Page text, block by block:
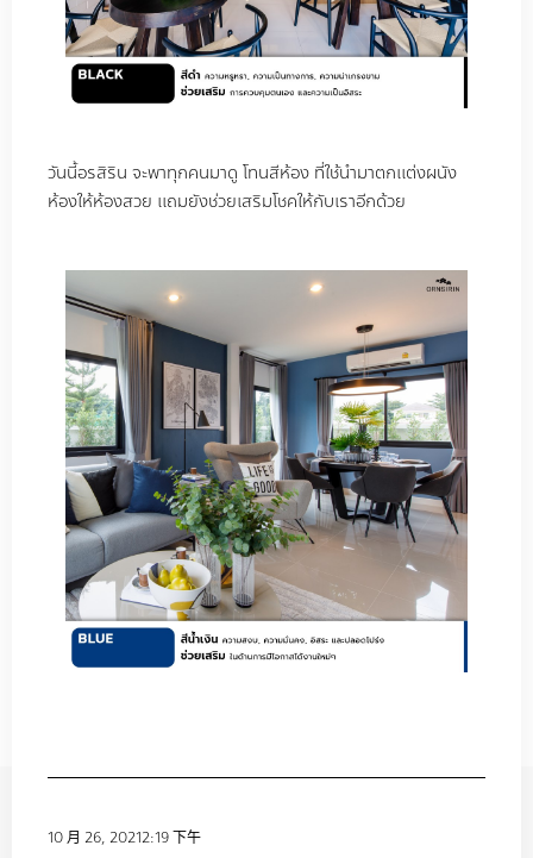
วันนี้อรสิริน จะพาทุกคนมาดู โทนสีห้อง ที่ใช้นำมาตกแต่งผนัง
ห้องให้ห้องสวย แถมยังช่วยเสริมโชคให้กับเราอีกด้วย
10 月 26, 20212:19 下午